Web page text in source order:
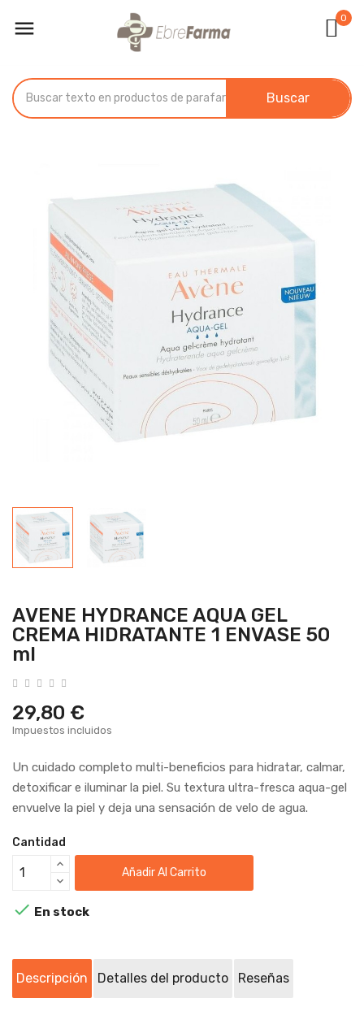
 0
Buscar
AVENE HYDRANCE AQUA GEL
CREMA HIDRATANTE 1 ENVASE 50
ml
29,80 €
Impuestos incluidos
Un cuidado completo multi-beneficios para hidratar, calmar,
detoxificar e iluminar la piel. Su textura ultra-fresca aqua-gel
envuelve la piel y deja una sensación de velo de agua.
Cantidad
Añadir Al Carrito
 En stock
Descripción Detalles del producto Reseñas